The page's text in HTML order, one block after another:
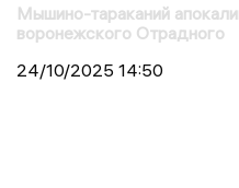
Мышино-тараканий
воронежского Отрадного
24/10/2025 14:50